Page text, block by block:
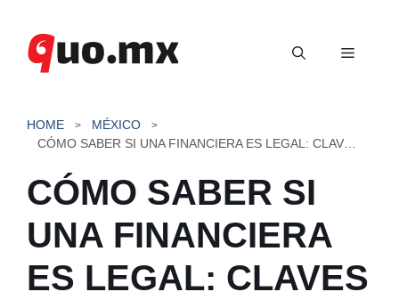
contenido
Menú
HOME
MÉXICO
CÓMO SABER SI
UNA FINANCIERA
ES LEGAL: CLAVES